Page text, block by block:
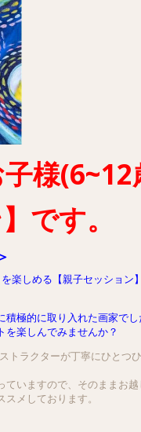
様
です。
しめる【親子セッション
極的に取り入れた画家でし
を楽しんでみませんか？
ラクターが丁寧にひとつ
いますので、そのままお越
メしております。